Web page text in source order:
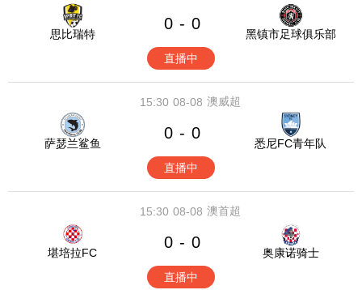
思比瑞特
0 - 0
黑镇市足球俱乐部
直播中
08-08
15:30 澳威超
萨瑟兰鲨鱼
0 - 0
悉尼FC青年队
直播中
08-08
15:30 澳首超
堪培拉FC
0 - 0
奥康诺骑士
直播中